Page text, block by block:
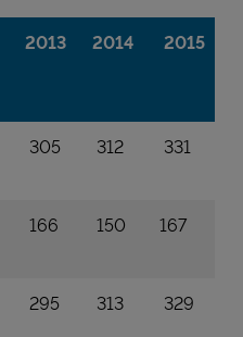
2013 2014 2015
305 312 331
166 150 167
295 313 329